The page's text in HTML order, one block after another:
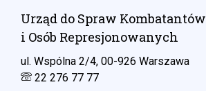
Urząd do Spraw Kombatantów
i Osób Represjonowanych
ul. Wspólna 2/4, 00-926 Warszawa
22 276 77 77